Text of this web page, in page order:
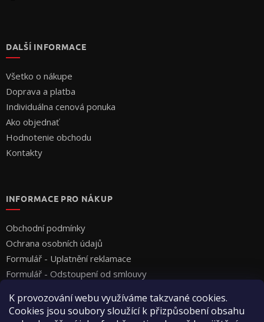
K provozování webu využíváme takzvané cookies.
Cookies jsou soubory sloužící k přizpůsobení obsahu
DALŠÍ INFORMACE
Všetko o nákupe
Doprava a platba
Individuálna cenová ponuka
Ako objednať
Hodnotenie obchodu
Kontakty
INFORMACE PRO NÁKUP
Obchodní podmínky
Ochrana osobních údajů
Formulář - Uplatnění reklamace
Formulář - Odstoupení od smlouvy